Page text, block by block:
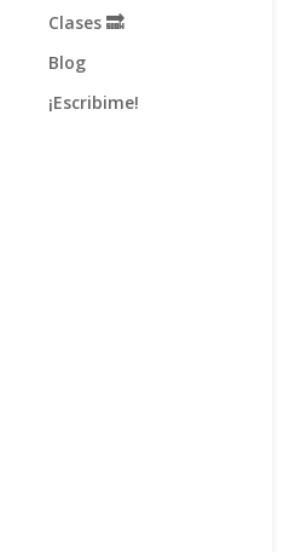
Clases 🔜
Blog
¡Escribime!